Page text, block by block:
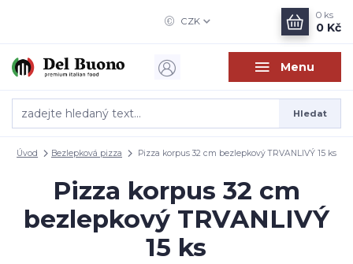
Menu
CZK
Hledat
0 ks
0 Kč
Úvod Bezlepková pizza Pizza korpus 32 cm bezlepkový TRVANLIVÝ 15 ks
Pizza korpus 32 cm
bezlepkový TRVANLIVÝ
15 ks